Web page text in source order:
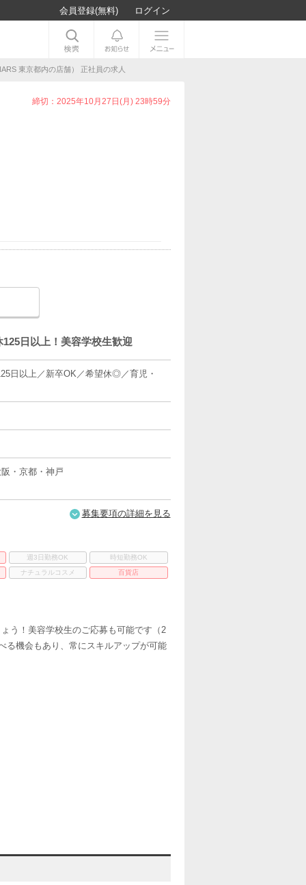
会員登録(無料) ログイン
東京都内の店舗） 正社員の求人
締切：2025年10月27日(月) 23時59分
日以上！美容学校生歓迎
日以上／新卒OK／希望休◎／育児・
・京都・神戸
募集要項の詳細を見る
週3日勤務OK
時短勤務OK
ナチュラルコスメ
百貨店
う！美容学校生のご応募も可能です（2
る機会もあり、常にスキルアップが可能